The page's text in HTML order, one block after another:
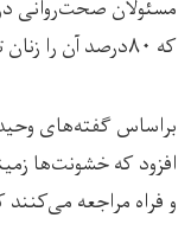
که ۸۰درصد آن را زنان تشکیل می‌دهند.
براساس گفته‌های
افزود که خشونت‌ها
و فراه مراجعه